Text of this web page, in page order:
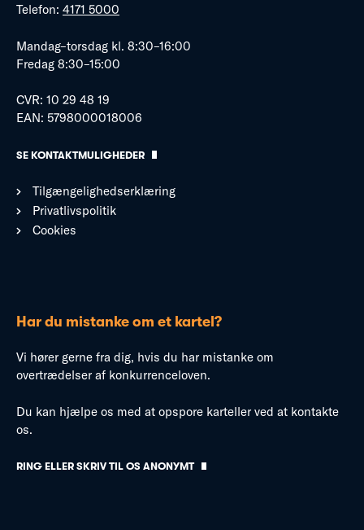
Telefon: 4171 5000
Mandag–torsdag kl. 8:30–16:00
Fredag 8:30–15:00
CVR: 10 29 48 19
EAN: 5798000018006
SE KONTAKTMULIGHEDER
Tilgængelighedserklæring
Privatlivspolitik
Cookies
Har du mistanke om et kartel?
Vi hører gerne fra dig, hvis du har mistanke om
overtrædelser af konkurrenceloven.
Du kan hjælpe os med at opspore karteller ved at kontakte
os.
RING ELLER SKRIV TIL OS ANONYMT